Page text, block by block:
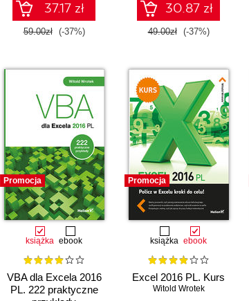
37.17 zł
59.00zł (-37%)
30.87 zł
49.00zł (-37%)
Promocja
książka ebook
VBA dla Excela 2016
PL. 222 praktyczne
Promocja
książka ebook
Excel 2016 PL. Kurs
Witold Wrotek